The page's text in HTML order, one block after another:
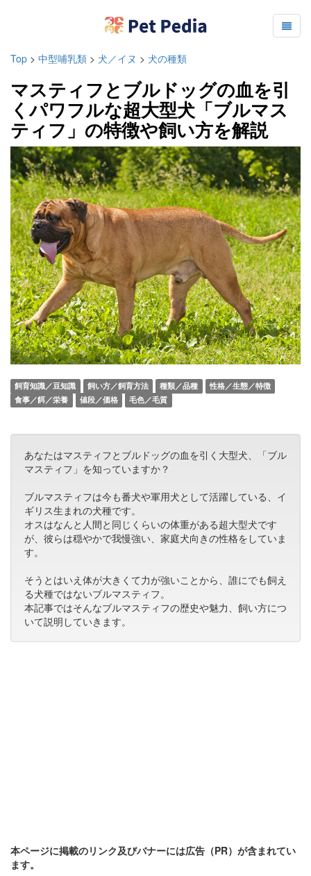
Top > 中型哺乳類 > 犬／イヌ > 犬の種類
マスティフとブルドッグの血を引
くパワフルな超大型犬「ブルマス
ティフ」の特徴や飼い方を解説
飼育知識／豆知識 飼い方／飼育方法 種類／品種
性格／生態／特徴
食事／餌／栄養
値段／価格 毛色／毛質
あなたはマスティフとブルドッグの血を引く大型犬、「ブル
マスティフ」を知っていますか？
ブルマスティフは今も番犬や軍用犬として活躍している、イ
ギリス生まれの犬種です。
オスはなんと人間と同じくらいの体重がある超大型犬です
が、彼らは穏やかで我慢強い、家庭犬向きの性格をしていま
す。
そうとはいえ体が大きくて力が強いことから、誰にでも飼え
る犬種ではないブルマスティフ。
本記事ではそんなブルマスティフの歴史や魅力、飼い方につ
いて説明していきます。
本ページに掲載のリンク及びバナーには広告（PR）が含まれてい
ます。